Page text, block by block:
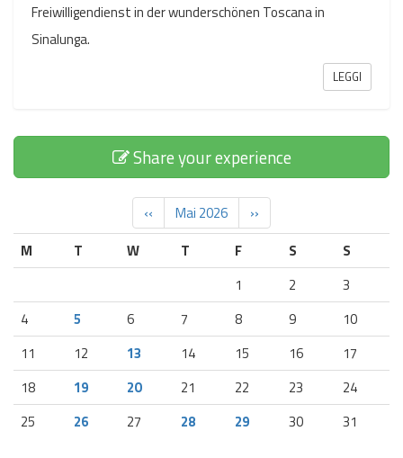
Freiwilligendienst in der wunderschönen Toscana in
Sinalunga.
LEGGI
Share your experience
‹‹ Mai 2026
››
M
T W T F S
S
1
2
3
4
5 6 7 8 9
10
11
12 13 14 15 16
17
18
19 20 21 22 23
24
25
26 27 28 29 30 31